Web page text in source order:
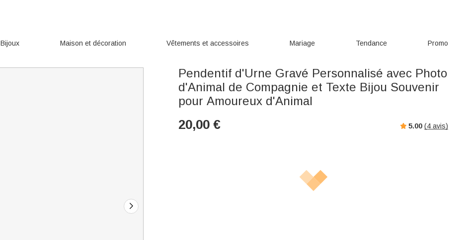
Bijoux Maison et décoration Vêtements et accessoires Mariage Tendance Promo
Pendentif d'Urne Gravé Personnalisé avec Photo
d'Animal de Compagnie et Texte Bijou Souvenir
pour Amoureux d'Animal
20,00 € 5.00 (4 avis)